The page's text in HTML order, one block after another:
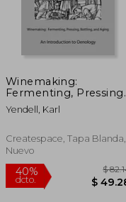
Winemaking:
Fermenting, Pressing,
Bottling, and Aging:
An Introduction to
Yendell, Karl
Createspace, Tapa Blanda,
Nuevo